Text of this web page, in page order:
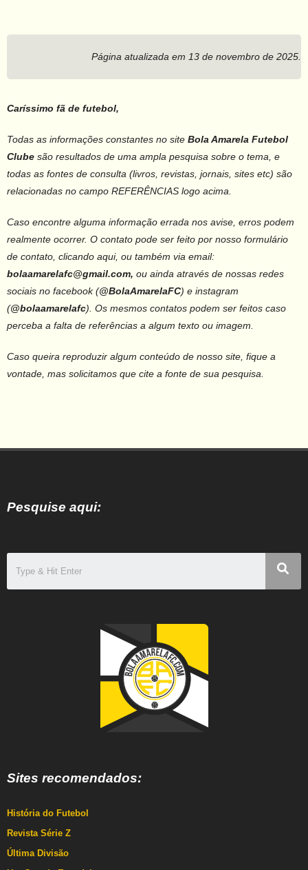
Página atualizada em 13 de novembro de 2025.
Caríssimo fã de futebol,
Todas as informações constantes no site Bola Amarela Futebol
Clube são resultados de uma ampla pesquisa sobre o tema, e
todas as fontes de consulta (livros, revistas, jornais, sites etc) são
relacionadas no campo REFERÊNCIAS logo acima.
Caso encontre alguma informação errada nos avise, erros podem
realmente ocorrer. O contato pode ser feito por nosso formulário
de contato, clicando aqui, ou também via email:
bolaamarelafc@gmail.com, ou ainda através de nossas redes
sociais no facebook (@BolaAmarelaFC) e instagram
(@bolaamarelafc). Os mesmos contatos podem ser feitos caso
perceba a falta de referências a algum texto ou imagem.
Caso queira reproduzir algum conteúdo de nosso site, fique a
vontade, mas solicitamos que cite a fonte de sua pesquisa.
Pesquise aqui:
Sites recomendados:
História do Futebol
Revista Série Z
Última Divisão